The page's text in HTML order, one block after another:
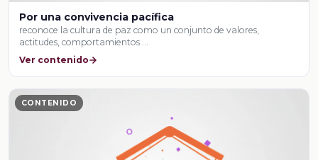
Por una convivencia pacífica
reconoce la cultura de paz como un conjunto de valores,
actitudes, comportamientos …
Ver contenido
CONTENIDO